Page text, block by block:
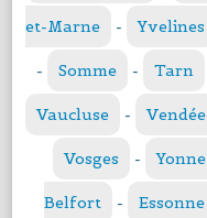
et-Marne - Yvelines
- Somme - Tarn
Vaucluse - Vendée
Vosges - Yonne
Belfort - Essonne